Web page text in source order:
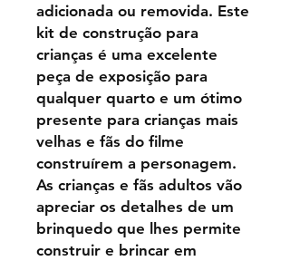
adicionada ou removida. Este
kit de construção para
crianças é uma excelente
peça de exposição para
qualquer quarto e um ótimo
presente para crianças mais
velhas e fãs do filme
construírem a personagem.
As crianças e fãs adultos vão
apreciar os detalhes de um
brinquedo que lhes permite
construir e brincar em